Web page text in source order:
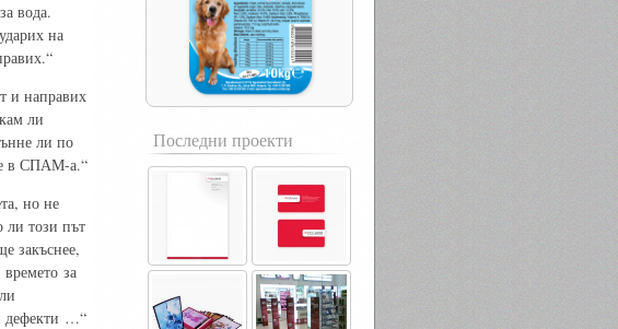
вода.
на
и направих
ли
ли по
е в СПАМ-а.“
но не
ли този път
закъснее,
за
дефекти …“
Последни проекти